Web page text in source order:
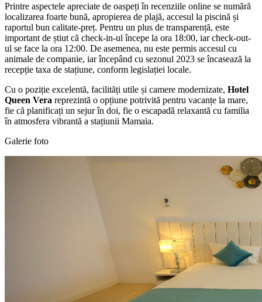
Printre aspectele apreciate de oaspeți în recenziile online se numără
localizarea foarte bună, apropierea de plajă, accesul la piscină și
raportul bun calitate-preț. Pentru un plus de transparență, este
important de știut că check-in-ul începe la ora 18:00, iar check-out-
ul se face la ora 12:00. De asemenea, nu este permis accesul cu
animale de companie, iar începând cu sezonul 2023 se încasează la
recepție taxa de stațiune, conform legislației locale.
Cu o poziție excelentă, facilități utile și camere modernizate, Hotel
Queen Vera reprezintă o opțiune potrivită pentru vacanțe la mare,
fie că planificați un sejur în doi, fie o escapadă relaxantă cu familia
în atmosfera vibrantă a stațiunii Mamaia.
Galerie foto